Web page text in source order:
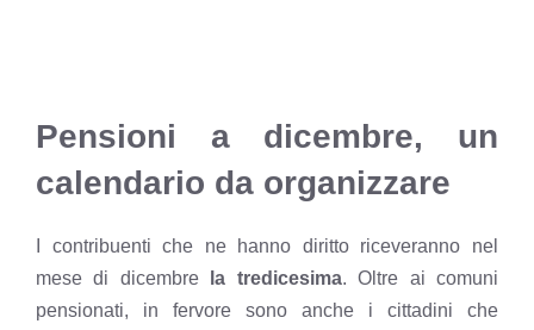
Pensioni a dicembre, un
calendario da organizzare
I contribuenti che ne hanno diritto riceveranno nel
mese di dicembrela tredicesima. Oltre ai comuni
pensionati, in fervore sono anche i cittadini che